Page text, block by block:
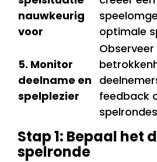
nauwkeurig
voor
optimale
5. Monitor
deelname en
spelplezier
Observeer
feedback
Stap 1: Bepaal het
spelronde